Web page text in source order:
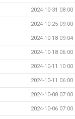
2024-10-31 08:00
2024-10-25 09:00
2024-10-18 09:04
2024-10-18 06:00
2024-10-11 10:00
2024-10-11 06:00
2024-10-08 07:00
2024-10-06 07:00